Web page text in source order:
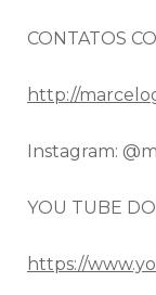
CONTATOS
http://
Instagram:
YOU TUBE
https://